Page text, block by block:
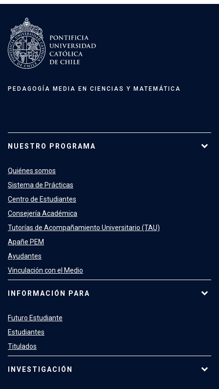
Centro de Estudiantes Educación
Especial
Ver más
Física y Salud
Ver más
Centro de Estudiantes Pedagogía en
Ver más
Centro de Estudiantes Pedagogía en
Religión Católica
Más información launch
tu credencial universitaria, así podrás acceder a la
Acceso a la plataforma
PEDAGOGÍA MEDIA EN CIENCIAS Y MATEMÁTICA
NUESTRO PROGRAMA
Quiénes somos
Sistema de Prácticas
Centro de Estudiantes
Consejería Académica
Tutorías de Acompañamiento Universitario (TAU)
Apañe PEM
Ayudantes
Vinculación con el Medio
INFORMACIÓN PARA
Futuro Estudiante
Estudiantes
Titulados
INVESTIGACIÓN